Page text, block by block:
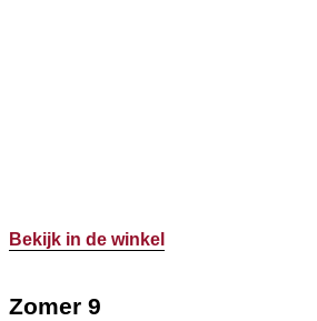
Bekijk in de winkel
Zomer 9